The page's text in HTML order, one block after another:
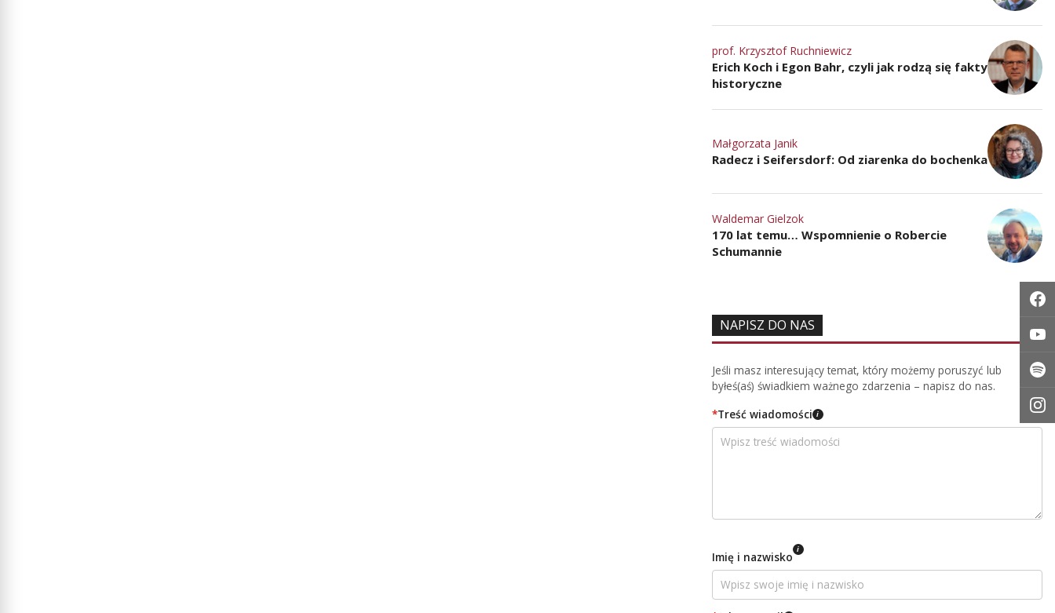
prof. Krzysztof Ruchniewicz
Erich Koch i Egon Bahr, czyli jak rodzą się fakty
historyczne
Małgorzata Janik
Radecz i Seifersdorf: Od ziarenka do bochenka
Waldemar Gielzok
170 lat temu… Wspomnienie o Robercie
Schumannie
NAPISZ DO NAS
Jeśli masz interesujący temat, który możemy poruszyć lub
byłeś(aś) świadkiem ważnego zdarzenia – napisz do nas.
*Treść wiadomości i
Imię i nazwisko i